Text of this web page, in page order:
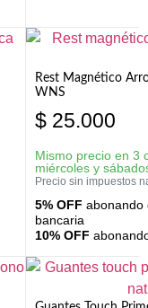
Rest Magnético
WNS
$ 25.000
Mismo precio en 3
miércoles y
Precio sin impuestos
5% OFF abonando
bancaria
10% OFF